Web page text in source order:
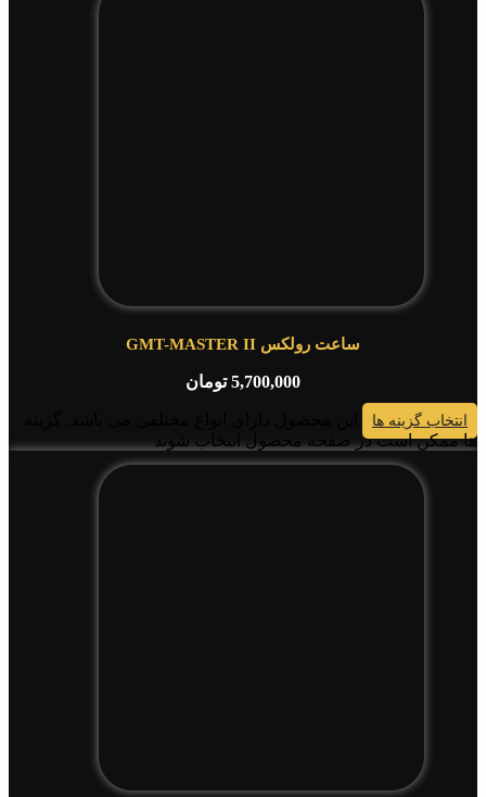
ساعت رولکس GMT-MASTER II
5,700,000 تومان
انتخاب گزینه ها
ها ممکن است در صفحه محصول انتخاب شوند